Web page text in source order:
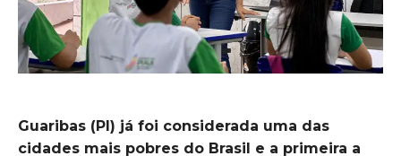
Guaribas (PI) já foi considerada uma das
cidades mais pobres do Brasil e a primeira a